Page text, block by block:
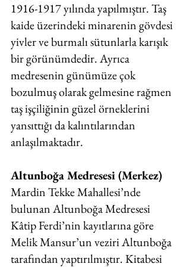
1916-1917 yılında yapılmıştır. Taş
kaide üzerindeki minarenin gövdesi
yivler ve burmalı sütunlarla karışık
bir görünümdedir. Ayrıca
medresenin günümüze çok
bozulmuş olarak gelmesine rağmen
taş işçiliğinin güzel örneklerini
yansıttığı da kalıntılarından
anlaşılmaktadır.
Altunboğa Medresesi (Merkez)
Mardin Tekke Mahallesi’nde
bulunan Altunboğa Medresesi
Kâtip Ferdi’nin kayıtlarına göre
Melik Mansur’un veziri Altunboğa
tarafından yaptırılmıştır. Kitabesi